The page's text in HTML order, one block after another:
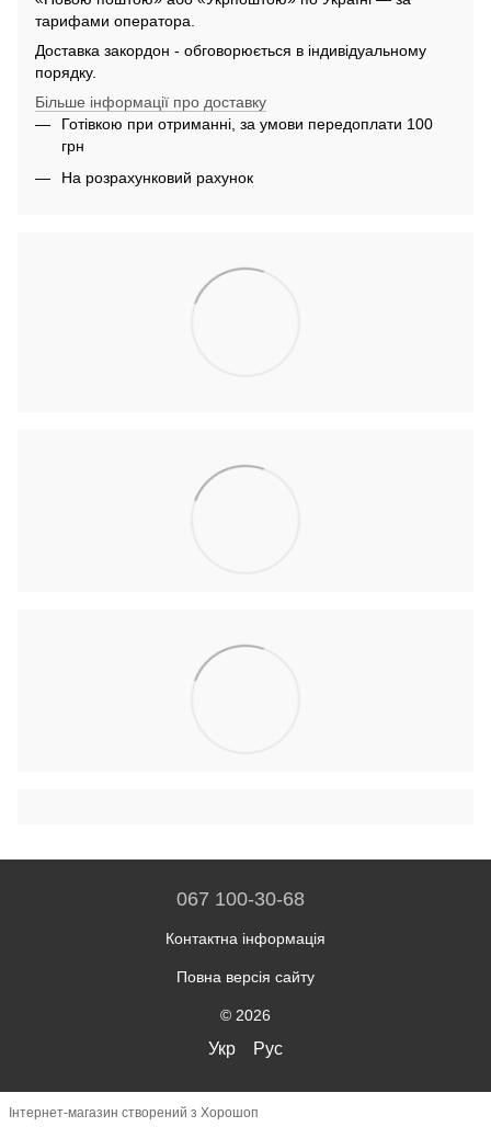
тарифами оператора.
Доставка закордон - обговорюється в індивідуальному
порядку.
Більше інформації про доставку
Готівкою при отриманні, за умови передоплати 100
грн
На розрахунковий рахунок
067 100-30-68
Контактна інформація
Повна версія сайту
© 2026
Укр Рус
Інтернет-магазин створений з Хорошоп